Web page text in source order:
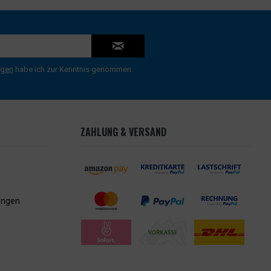
habe ich zur Kenntnis genommen.
ZAHLUNG & VERSAND